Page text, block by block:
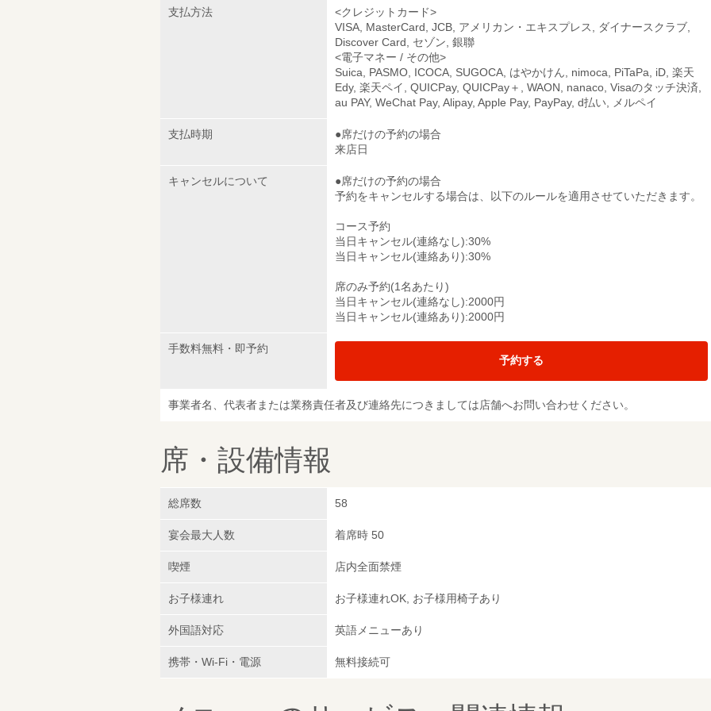
支払方法
<クレジットカード>
VISA, MasterCard, JCB, アメリカン・エキスプレス, ダイナースクラブ,
Discover Card, セゾン, 銀聯
<電子マネー / その他>
Suica, PASMO, ICOCA, SUGOCA, はやかけん, nimoca, PiTaPa, iD, 楽天
Edy, 楽天ペイ, QUICPay, QUICPay＋, WAON, nanaco, Visaのタッチ決済,
au PAY, WeChat Pay, Alipay, Apple Pay, PayPay, d払い, メルペイ
支払時期
●席だけの予約の場合
来店日
キャンセルについて
●席だけの予約の場合
予約をキャンセルする場合は、以下のルールを適用させていただきます。
コース予約
当日キャンセル(連絡なし):30%
当日キャンセル(連絡あり):30%
席のみ予約(1名あたり)
当日キャンセル(連絡なし):2000円
当日キャンセル(連絡あり):2000円
手数料無料・即予約
予約する
事業者名、代表者または業務責任者及び連絡先につきましては店舗へお問い合わせください。
席・設備情報
総席数 58
宴会最大人数 着席時 50
喫煙 店内全面禁煙
お子様連れ お子様連れOK, お子様用椅子あり
外国語対応 英語メニューあり
携帯・Wi-Fi・電源 無料接続可